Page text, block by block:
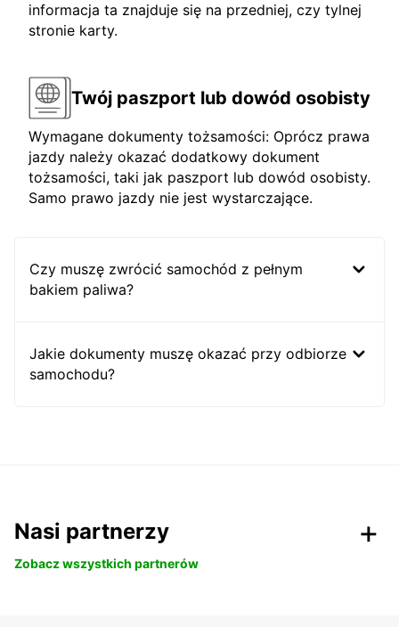
informacja ta znajduje się na przedniej, czy tylnej
stronie karty.
Twój paszport lub dowód osobisty
Wymagane dokumenty tożsamości: Oprócz prawa
jazdy należy okazać dodatkowy dokument
tożsamości, taki jak paszport lub dowód osobisty.
Samo prawo jazdy nie jest wystarczające.
Czy muszę zwrócić samochód z pełnym
bakiem paliwa?
Jakie dokumenty muszę okazać przy odbiorze
samochodu?
Nasi partnerzy
Zobacz wszystkich partnerów